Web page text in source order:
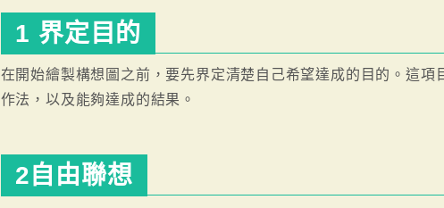
1 界定目的
在開始繪製構想圖之前，要先界定清楚自己希望達成的目的。這項
作法，以及能夠達成的結果。
2自由聯想